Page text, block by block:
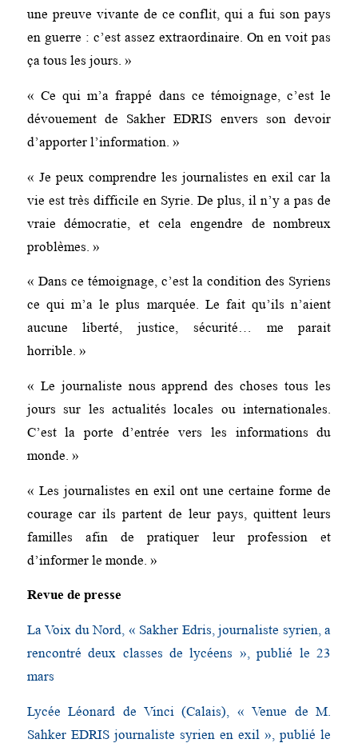
une preuve vivante de ce conflit, qui a fui son pays
en guerre : c’est assez extraordinaire. On en voit pas
ça tous les jours. »
« Ce qui m’a frappé dans ce témoignage, c’est le
dévouement de Sakher EDRIS envers son devoir
d’apporter l’information. »
« Je peux comprendre les journalistes en exil car la
vie est très difficile en Syrie. De plus, il n’y a pas de
vraie démocratie, et cela engendre de nombreux
problèmes. »
« Dans ce témoignage, c’est la condition des Syriens
ce qui m’a le plus marquée. Le fait qu’ils n’aient
aucune liberté, justice, sécurité… me parait
horrible. »
« Le journaliste nous apprend des choses tous les
jours sur les actualités locales ou internationales.
C’est la porte d’entrée vers les informations du
monde. »
« Les journalistes en exil ont une certaine forme de
courage car ils partent de leur pays, quittent leurs
familles afin de pratiquer leur profession et
d’informer le monde. »
Revue de presse
La Voix du Nord, « Sakher Edris, journaliste syrien, a
rencontré deux classes de lycéens », publié le 23
mars
Lycée Léonard de Vinci (Calais), « Venue de M.
Sahker EDRIS journaliste syrien en exil », publié le